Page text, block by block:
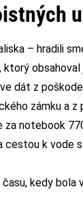
– hradili
dát z
zámku a z
notebook
cestou k vode
kedy